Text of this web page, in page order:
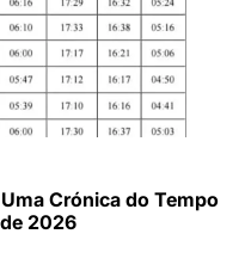
Crónica do Tempo
2026